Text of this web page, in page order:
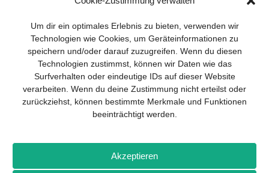
Um dir ein optimales Erlebnis zu bieten, verwenden wir
Technologien wie Cookies, um Geräteinformationen zu
speichern und/oder darauf zuzugreifen. Wenn du diesen
Technologien zustimmst, können wir Daten wie das
Surfverhalten oder eindeutige IDs auf dieser Website
verarbeiten. Wenn du deine Zustimmung nicht erteilst oder
zurückziehst, können bestimmte Merkmale und Funktionen
beeinträchtigt werden.
Akzeptieren
Austausch ermöglichen. Das ist eines der zentralen
spontanen Ideemehr…
Impressum Datenschutz Kontakt Drones+
Magazin-
Mediadaten
nachhaltigen Geschäftsmodells sind für
jedes Unternehmen unverzichtbar. Das
Business Model Canvas hilft, sich dabei
auf das Wesentliche zu konzentrieren
und stets im Blick zu behalten, worauf es
wirklich ankommt.
Abonnieren Sie unseren kostenlosen
herunter: „Vom Produkt zum Business: